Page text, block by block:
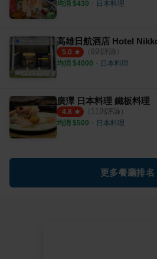
均消 $430 ・ 日本料理
5.0 （ 8則評論）
均消 $4000 ・ 日本料理
廣澤 日本料理 鐵板料理
4.8 （ 11 則評論）
均消 $500 ・ 日本料理
更多餐廳排名